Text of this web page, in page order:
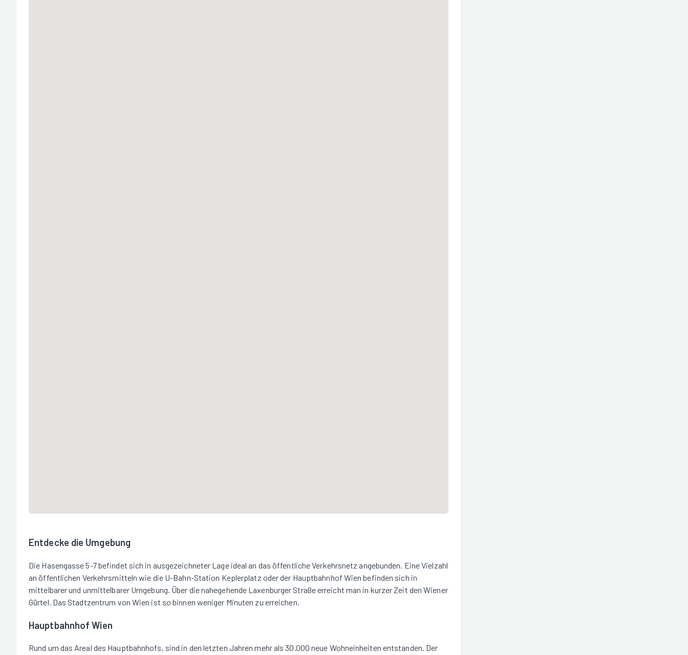
Entdecke die Umgebung
Die Hasengasse 5-7 befindet sich in ausgezeichneter Lage ideal an das öffentliche Verkehrsnetz angebunden. Eine Vielzahl
an öffentlichen Verkehrsmitteln wie die U-Bahn-Station Keplerplatz oder der Hauptbahnhof Wien befinden sich in
mittelbarer und unmittelbarer Umgebung. Über die nahegehende Laxenburger Straße erreicht man in kurzer Zeit den Wiener
Gürtel. Das Stadtzentrum von Wien ist so binnen weniger Minuten zu erreichen.
Hauptbahnhof Wien
Rund um das Areal des Hauptbahnhofs, sind in den letzten Jahren mehr als 30.000 neue Wohneinheiten entstanden. Der